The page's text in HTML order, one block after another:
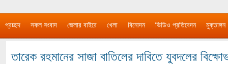
প্রচ্ছদ সকল সংবাদ জেলার বাইরে খেলা বিনোদন ভিডিও প্রতিবেদন মুক্তাঙ্গন
তারেক রহমানের সাজা বাতিলের দাবিতে যুবদলের